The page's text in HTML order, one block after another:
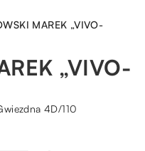
MAREK „VIVO-
„VIVO-
4D/110